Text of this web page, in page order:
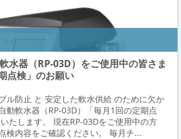
水器（RP-03D）をご使用中の皆さま
点検」のお願い
ル防止 と 安定した軟水供給 のために欠か
動軟水器（RP-03D）「毎月1回の定期点
たします。 現在RP-03Dをご使用中の方
検内容をご確認ください。 毎月チ...